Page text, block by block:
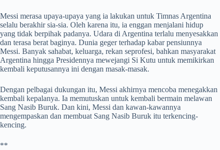
Messi merasa upaya-upaya yang ia lakukan untuk Timnas Argentina
selalu berakhir sia-sia. Oleh karena itu, ia enggan menjalani hidup
yang tidak berpihak padanya. Udara di Argentina terlalu menyesakkan
dan terasa berat baginya. Dunia geger terhadap kabar pensiunnya
Messi. Banyak sahabat, keluarga, rekan seprofesi, bahkan masyarakat
Argentina hingga Presidennya mewejangi Si Kutu untuk memikirkan
kembali keputusannya ini dengan masak-masak.
Dengan pelbagai dukungan itu, Messi akhirnya mencoba menegakkan
kembali kepalanya. Ia memutuskan untuk kembali bermain melawan
Sang Nasib Buruk. Dan kini, Messi dan kawan-kawannya
mengempaskan dan membuat Sang Nasib Buruk itu terkencing-
kencing.
**